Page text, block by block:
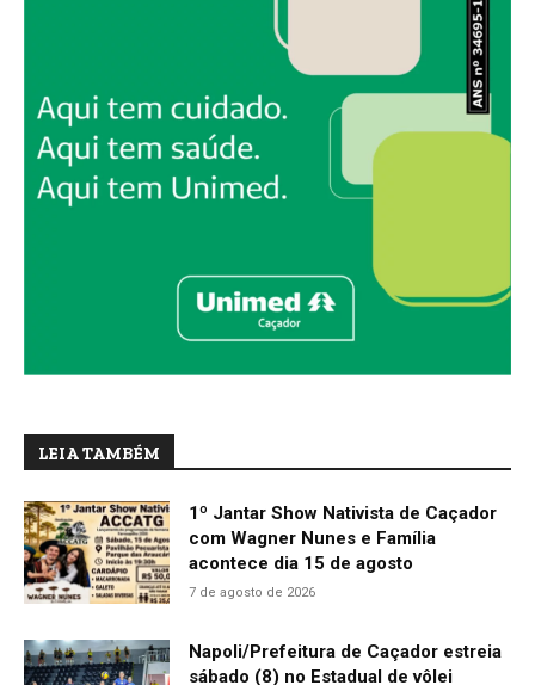
LEIA TAMBÉM
1º Jantar Show Nativista de Caçador
com Wagner Nunes e Família
acontece dia 15 de agosto
7 de agosto de 2026
Napoli/Prefeitura de Caçador estreia
sábado (8) no Estadual de vôlei